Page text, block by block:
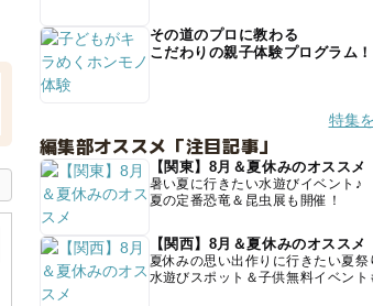
その道のプロに教わる
こだわりの親子体験プログラム！
特集
編集部オススメ「注目記事」
【関東】8月＆夏休みのオススメ
暑い夏に行きたい水遊びイベント♪
夏の定番恐竜＆昆虫展も開催！
【関西】8月＆夏休みのオススメ
夏休みの思い出作りに行きたい夏祭
水遊びスポット＆子供無料イベント